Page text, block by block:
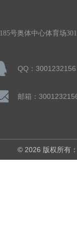
号奥体中心体育场
QQ：3001232156
邮箱：
© 2026 版权所有